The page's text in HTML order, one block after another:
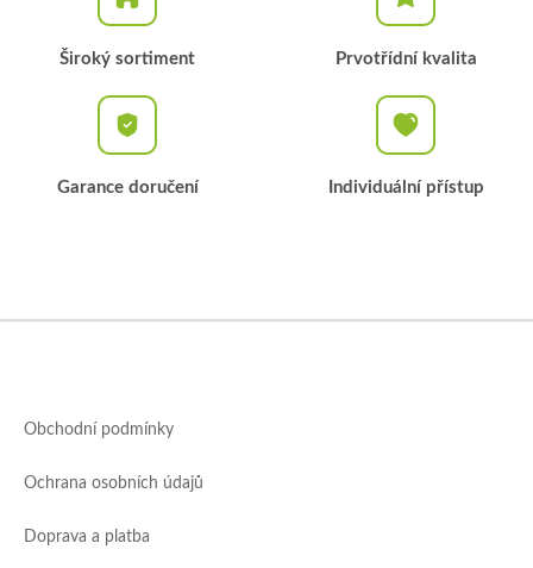
Široký sortiment Prvotřídní kvalita
Garance doručení Individuální přístup
Obchodní podmínky
Ochrana osobních údajů
Doprava a platba